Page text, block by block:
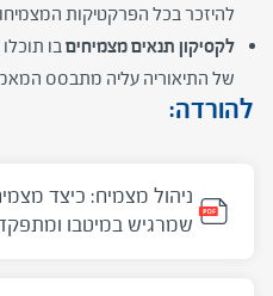
להיזכר בכל הפרקטיקות
לקסיקון תנאים מצמיחים בו
של התיאוריה עליה מתבסס
להורדה:
ניהול מצמיח: כיצד
שמרגיש במיטבו